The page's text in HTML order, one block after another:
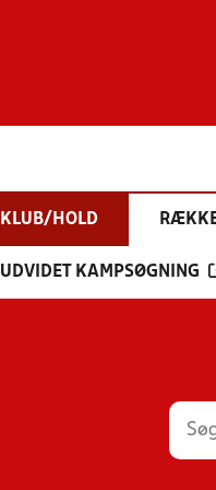
KLUB/HOLD
UDVIDET KAMPSØGNING